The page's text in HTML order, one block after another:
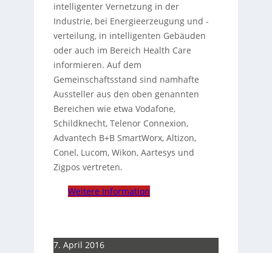
intelligenter Vernetzung in der
Industrie, bei Energieerzeugung und -
verteilung, in intelligenten Gebäuden
oder auch im Bereich Health Care
informieren. Auf dem
Gemeinschaftsstand sind namhafte
Aussteller aus den oben genannten
Bereichen wie etwa Vodafone,
Schildknecht, Telenor Connexion,
Advantech B+B SmartWorx, Altizon,
Conel, Lucom, Wikon, Aartesys und
Zigpos vertreten.
Weitere Information
7. April 2016